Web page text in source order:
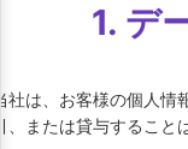
1. デ
社は、お客様の個人情
、または貸与すること